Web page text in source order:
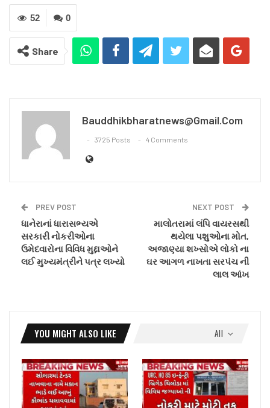
0
52
Share
Bauddhikbharatnews@gmail.com
3725 Posts 4 Comments
PREV POST
ધાનેરાનાં ધારાસભ્યએ
સરકારી નોકરીઓના
ઉમેદવારોના વિવિધ મુદ્દાઓને
લઈ મુખ્યમંત્રીને પત્ર લખ્યો
NEXT POST
માલોતરામાં લંપિ વાયરસથી
થયેલા પશુઓના મોત,
અજાણ્યા શખ્સોએ લોકો ના
ઘર આગળ નાખતા સરપંચ ની
લાલ આંખ
All
YOU MIGHT ALSO LIKE